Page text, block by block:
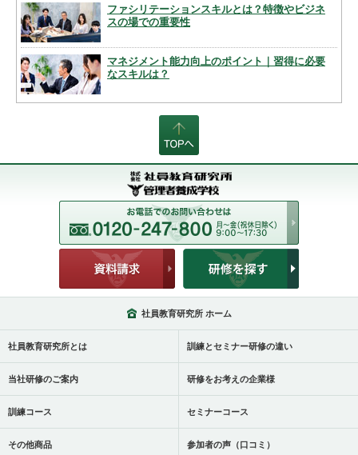
ファシリテーションスキルとは？特徴やビジネ
スの場での重要性
マネジメント能力向上のポイント｜習得に必要
なスキルは？
社員教育研究所 ホーム
社員教育研究所とは 訓練とセミナー研修の違い
当社研修のご案内 研修をお考えの企業様
訓練コース セミナーコース
その他商品 参加者の声（口コミ）